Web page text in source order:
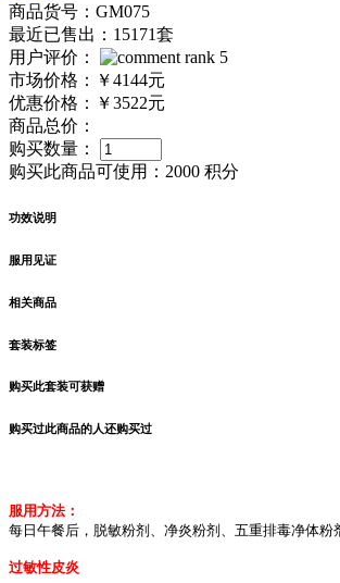
商品货号：GM075
最近已售出：15171套
用户评价：
市场价格：
￥4144元
优惠价格：
￥3522元
商品总价：
购买数量：
购买此商品可使用： 2000 积分
功效说明
服用见证
相关商品
套装标签
购买此套装可获赠
购买过此商品的人还购买过
服用方法：
每日午餐后，脱敏粉剂、净炎粉剂、五重排毒净体粉
过敏性皮炎